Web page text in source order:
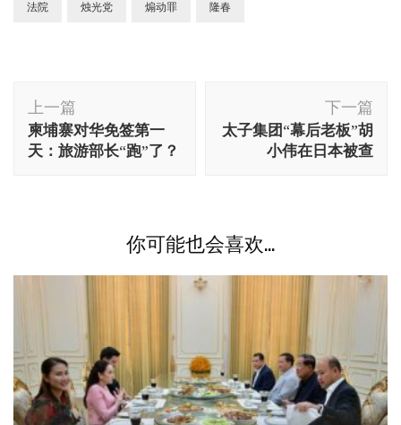
法院 烛光党 煽动罪 隆春
博
文
导
上一篇
柬埔寨对华免签第一
天：旅游部长“跑”了？
下一篇
太子集团“幕后老板”胡
小伟在日本被查
你可能也会喜欢...